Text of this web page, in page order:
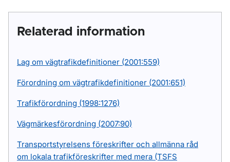
Relaterad information
Lag om vägtrafikdefinitioner (2001:559)
Förordning om vägtrafikdefinitioner (2001:651)
Trafikförordning (1998:1276)
Vägmärkesförordning (2007:90)
Transportstyrelsens föreskrifter och allmänna råd
om lokala trafikföreskrifter med mera (TSFS